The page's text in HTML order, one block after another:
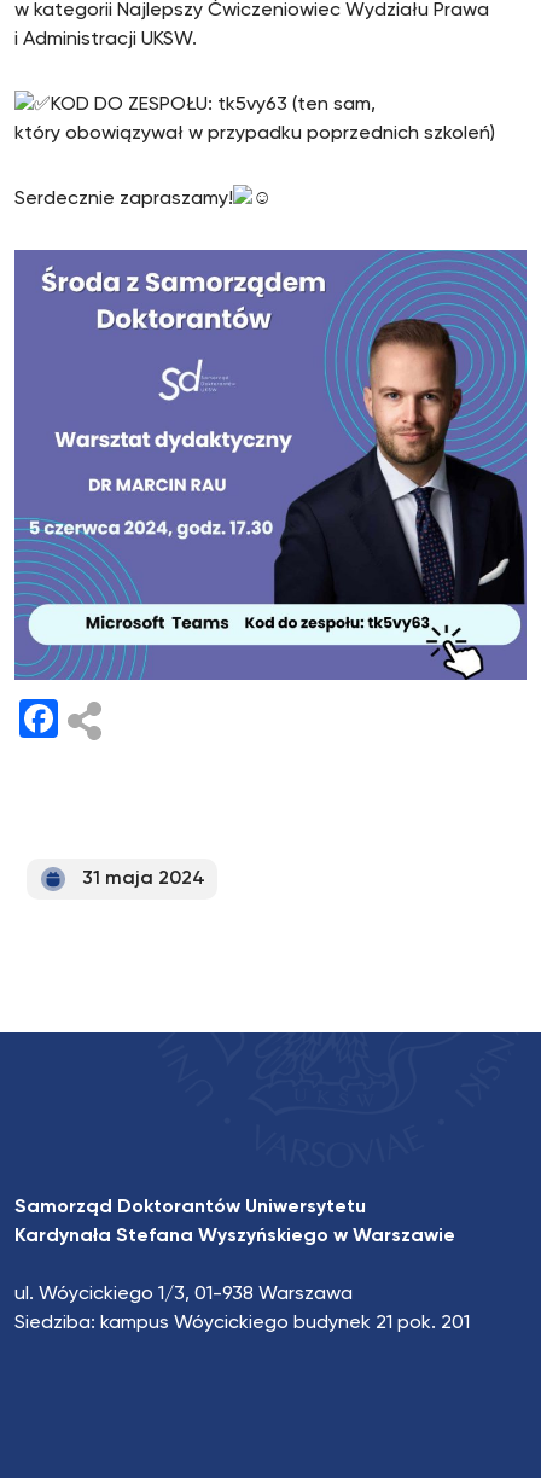
w kategorii Najlepszy Ćwiczeniowiec Wydziału Prawa
i Administracji UKSW.
KOD DO ZESPOŁU: tk5vy63 (ten sam,
który obowiązywał w przypadku poprzednich szkoleń)
Serdecznie zapraszamy!
Facebook
31 maja 2024
Samorząd Doktorantów Uniwersytetu
Kardynała Stefana Wyszyńskiego w Warszawie
ul. Wóycickiego 1/3, 01-938 Warszawa
Siedziba: kampus Wóycickiego budynek 21 pok. 201